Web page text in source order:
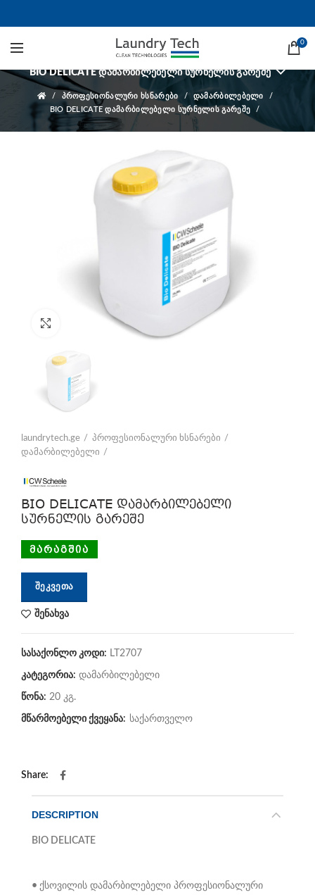
0
BIO DELICATE დამარბილებელი
სურნელის გარეშე
BIO DELICATE ᲓᲐᲛᲐᲠᲑᲘᲚᲔᲑᲔᲚᲘ ᲡᲣᲠᲜᲔᲚᲘᲡ ᲒᲐᲠᲔᲨᲔ
ᲞᲠᲝᲤᲔᲡᲘᲝᲜᲐᲚᲣᲠᲘ ᲮᲡᲜᲐᲠᲔᲑᲘ
ᲓᲐᲛᲐᲠᲑᲘᲚᲔᲑᲔᲚᲘ
BIO DELICATE ᲓᲐᲛᲐᲠᲑᲘᲚᲔᲑᲔᲚᲘ ᲡᲣᲠᲜᲔᲚᲘᲡ ᲒᲐᲠᲔᲨᲔ
Click to enlarge
laundrytech.ge
პროფესიონალური ხსნარები
დამარბილებელი
BIO DELICATE დამარბილებელი
სურნელის გარეშე
მარაგშია
ᲨᲔᲙᲕᲔᲗᲐ
შენახვა
სასაქონლო კოდი: LT2707
კატეგორია: დამარბილებელი
წონა: 20 კგ.
მწარმოებელი ქვეყანა: საქართველო
Share
DESCRIPTION
BIO DELICATE
• ქსოვილის დამარბილებელი პროფესიონალური